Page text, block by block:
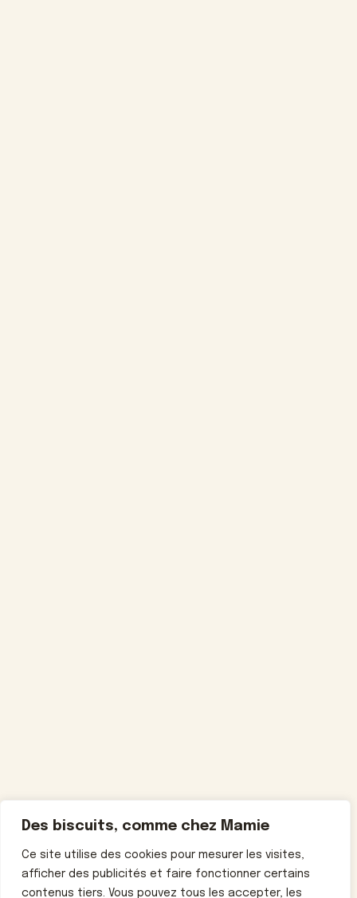
Des biscuits, comme chez Mamie
Ce site utilise des cookies pour mesurer les visites,
afficher des publicités et faire fonctionner certains
contenus tiers. Vous pouvez tous les accepter, les